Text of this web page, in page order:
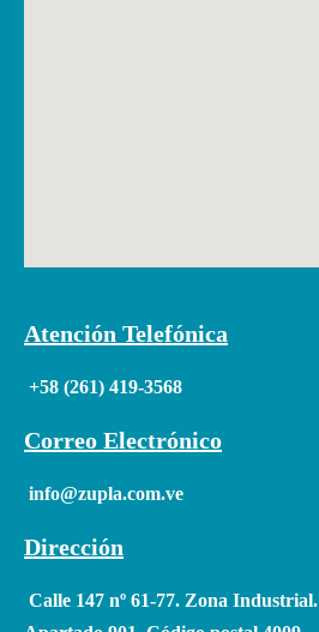
Atención Telefónica
+58 (261) 419-3568
Correo Electrónico
info@zupla.com.ve
Dirección
Calle 147 nº 61-77. Zona Industrial.